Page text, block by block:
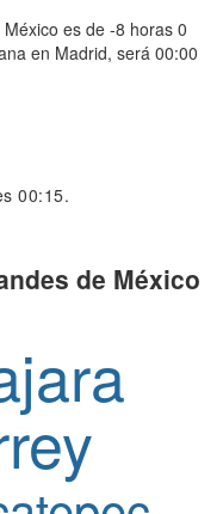
es de -8 horas 0
en Madrid, será 00:00
00:15.
de México